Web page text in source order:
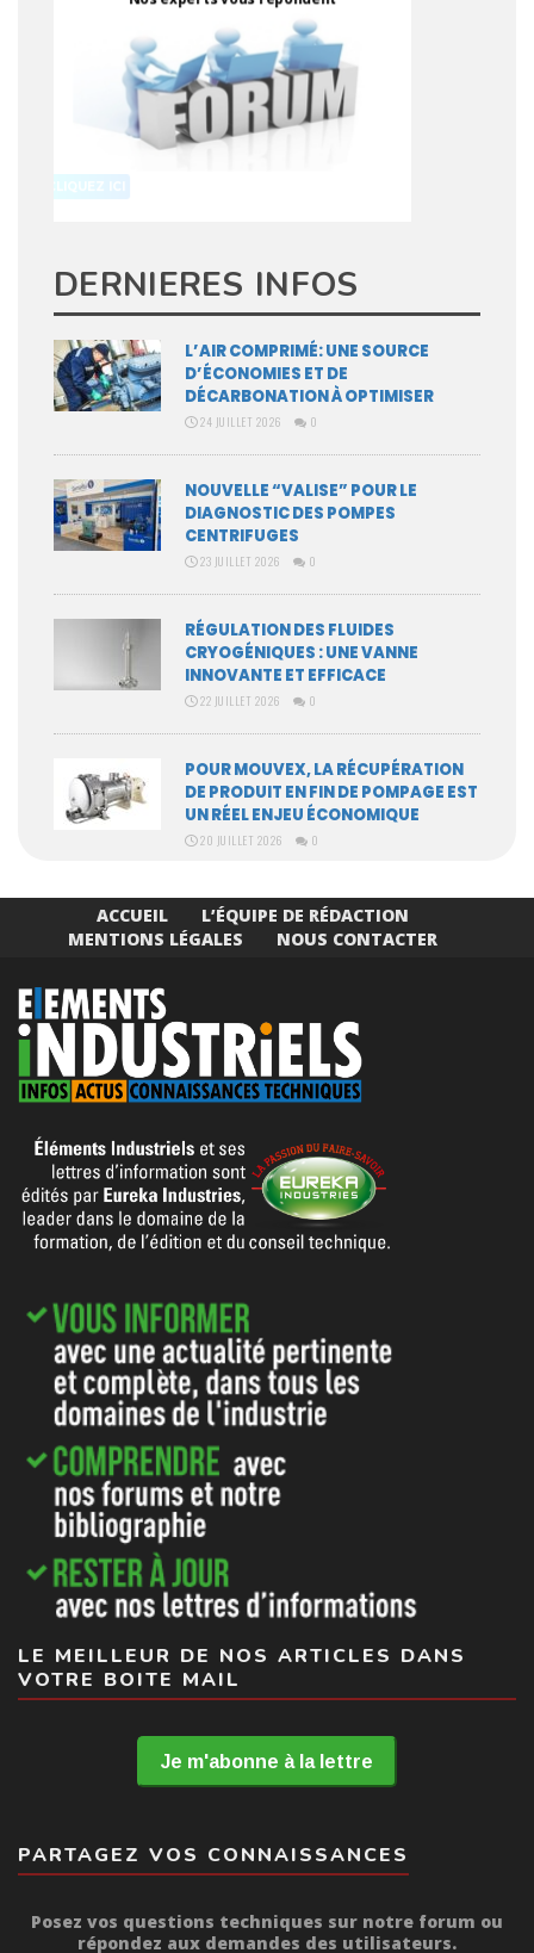
DERNIERES INFOS
L’AIR COMPRIMÉ: UNE SOURCE
D’ÉCONOMIES ET DE
DÉCARBONATION À OPTIMISER
24 JUILLET 2026 0
NOUVELLE “VALISE” POUR LE
DIAGNOSTIC DES POMPES
CENTRIFUGES
23 JUILLET 2026 0
RÉGULATION DES FLUIDES
CRYOGÉNIQUES : UNE VANNE
INNOVANTE ET EFFICACE
22 JUILLET 2026 0
POUR MOUVEX, LA RÉCUPÉRATION
DE PRODUIT EN FIN DE POMPAGE EST
UN RÉEL ENJEU ÉCONOMIQUE
20 JUILLET 2026 0
ACCUEIL
L’ÉQUIPE DE RÉDACTION
MENTIONS LÉGALES
NOUS CONTACTER
LE MEILLEUR DE NOS ARTICLES DANS
VOTRE BOITE MAIL
Je m'abonne à la lettre
PARTAGEZ VOS CONNAISSANCES
Posez vos questions techniques sur notre forum ou
répondez aux demandes des utilisateurs.